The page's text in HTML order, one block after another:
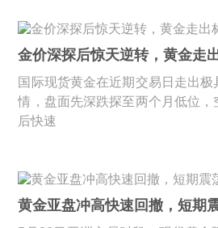
金价深探后惊天逆转，黄金走
国际现货黄金在近期交易日走出
情，盘面先深跌探至两个月低位
后快速
黄金亚盘冲高快速回撤，短期